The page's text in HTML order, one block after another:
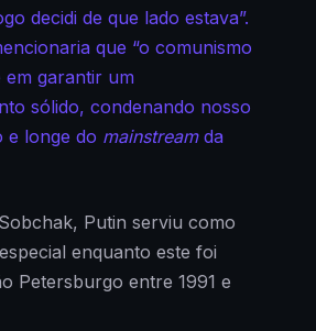
decidi de que lado estava”.
que “o comunismo
garantir um
sólido, condenando nosso
e longe do mainstream da
Putin serviu como
enquanto este foi
Petersburgo entre 1991 e